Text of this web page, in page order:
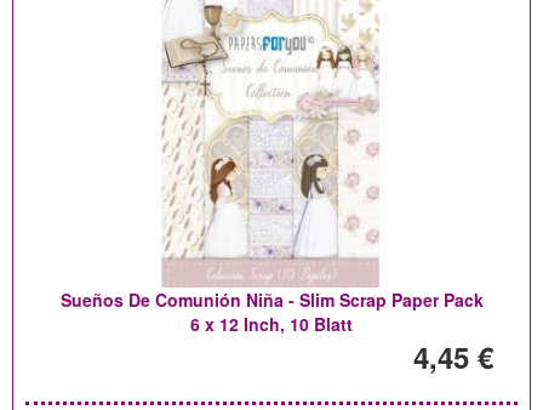
Sueños De Comunión Niña - Slim Scrap Paper Pack
6 x 12 Inch, 10 Blatt
4,45 €